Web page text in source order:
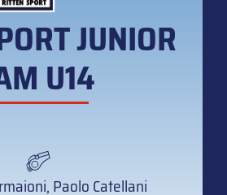
JUNIOR
U14
Paolo Catellani